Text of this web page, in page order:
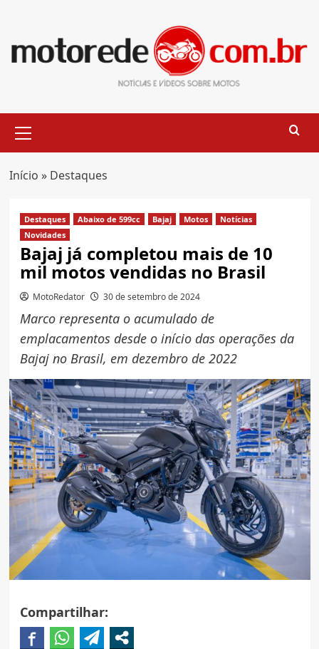
content
Menu
Início » Destaques
Destaques Abaixo de 599cc Bajaj Motos
Notícias
Novidades
Bajaj já completou mais de 10
mil motos vendidas no Brasil
MotoRedator 30 de setembro de 2024
Marco representa o acumulado de
emplacamentos desde o início das operações da
Bajaj no Brasil, em dezembro de 2022
Compartilhar: